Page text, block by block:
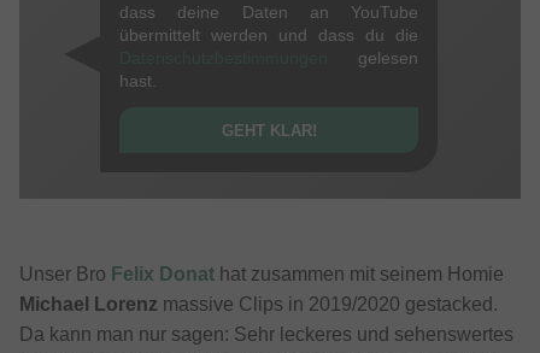
dass deine Daten an YouTube
übermittelt werden und dass du die
gelesen
hast.
GEHT KLAR!
Unser Bro Felix Donat hat zusammen mit seinem Homie
Michael Lorenz massive Clips in 2019/2020 gestacked.
Da kann man nur sagen: Sehr leckeres und sehenswertes